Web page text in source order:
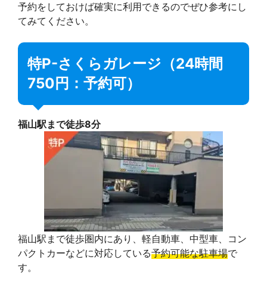
予約をしておけば確実に利用できるのでぜひ参考にし
てみてください。
特P-さくらガレージ（24時間
750円：予約可）
福山駅まで徒歩8分
福山駅まで徒歩圏内にあり、軽自動車、中型車、コン
パクトカーなどに対応している予約可能な駐車場で
す。